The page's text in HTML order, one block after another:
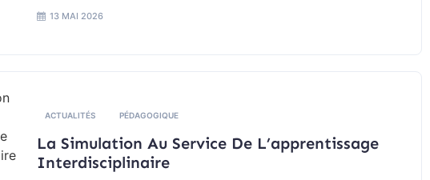
13 MAI 2026
ACTUALITÉS PÉDAGOGIQUE
La Simulation Au Service De L’apprentissage
Interdisciplinaire